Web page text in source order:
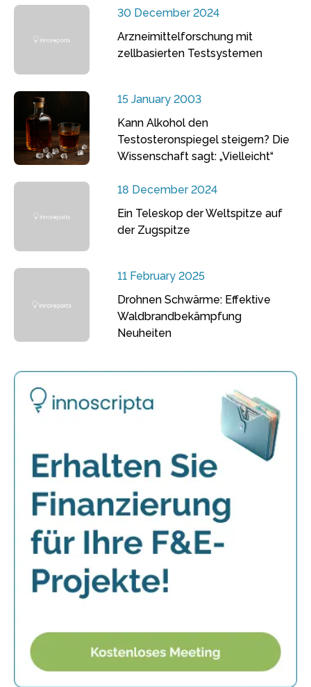
30 December 2024
Arzneimittelforschung mit
zellbasierten Testsystemen
15 January 2003
Kann Alkohol den
Testosteronspiegel steigern? Die
Wissenschaft sagt: „Vielleicht“
18 December 2024
Ein Teleskop der Weltspitze auf
der Zugspitze
11 February 2025
Drohnen Schwärme: Effektive
Waldbrandbekämpfung
Neuheiten